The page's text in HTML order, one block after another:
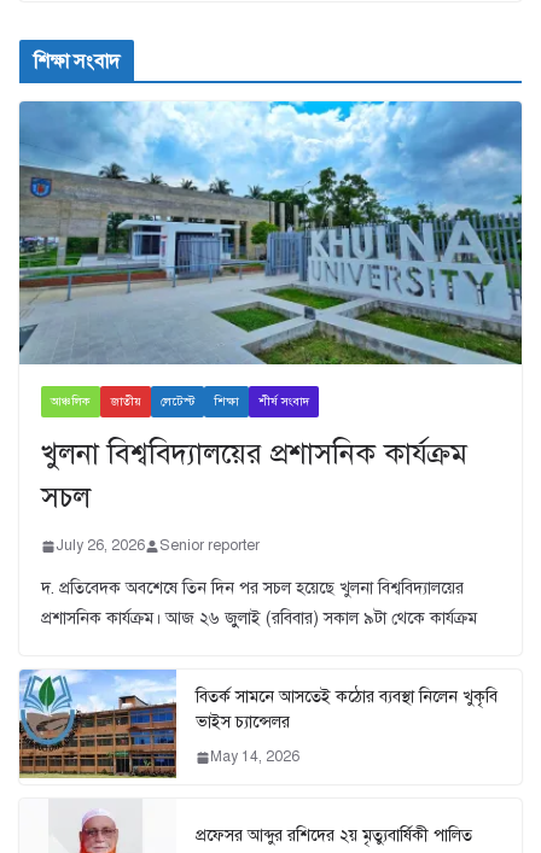
শিক্ষা সংবাদ
আঞ্চলিক জাতীয় লেটেস্ট শিক্ষা শীর্ষ সংবাদ
খুলনা বিশ্ববিদ্যালয়ের প্রশাসনিক কার্যক্রম
সচল
July 26, 2026 Senior reporter
দ. প্রতিবেদক অবশেষে তিন দিন পর সচল হয়েছে খুলনা বিশ্ববিদ্যালয়ের
প্রশাসনিক কার্যক্রম। আজ ২৬ জুুলাই (রবিবার) সকাল ৯টা থেকে কার্যক্রম
বিতর্ক সামনে আসতেই কঠোর ব্যবস্থা নিলেন খুকৃবি
ভাইস চ্যান্সেলর
May 14, 2026
প্রফেসর আব্দুর রশিদের ২য় মৃত্যুবার্ষিকী পালিত